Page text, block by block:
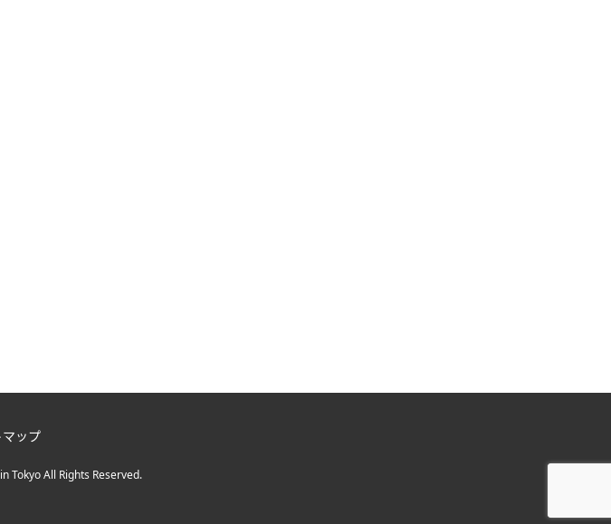
ップ
TokyoAll Rights Reserved.